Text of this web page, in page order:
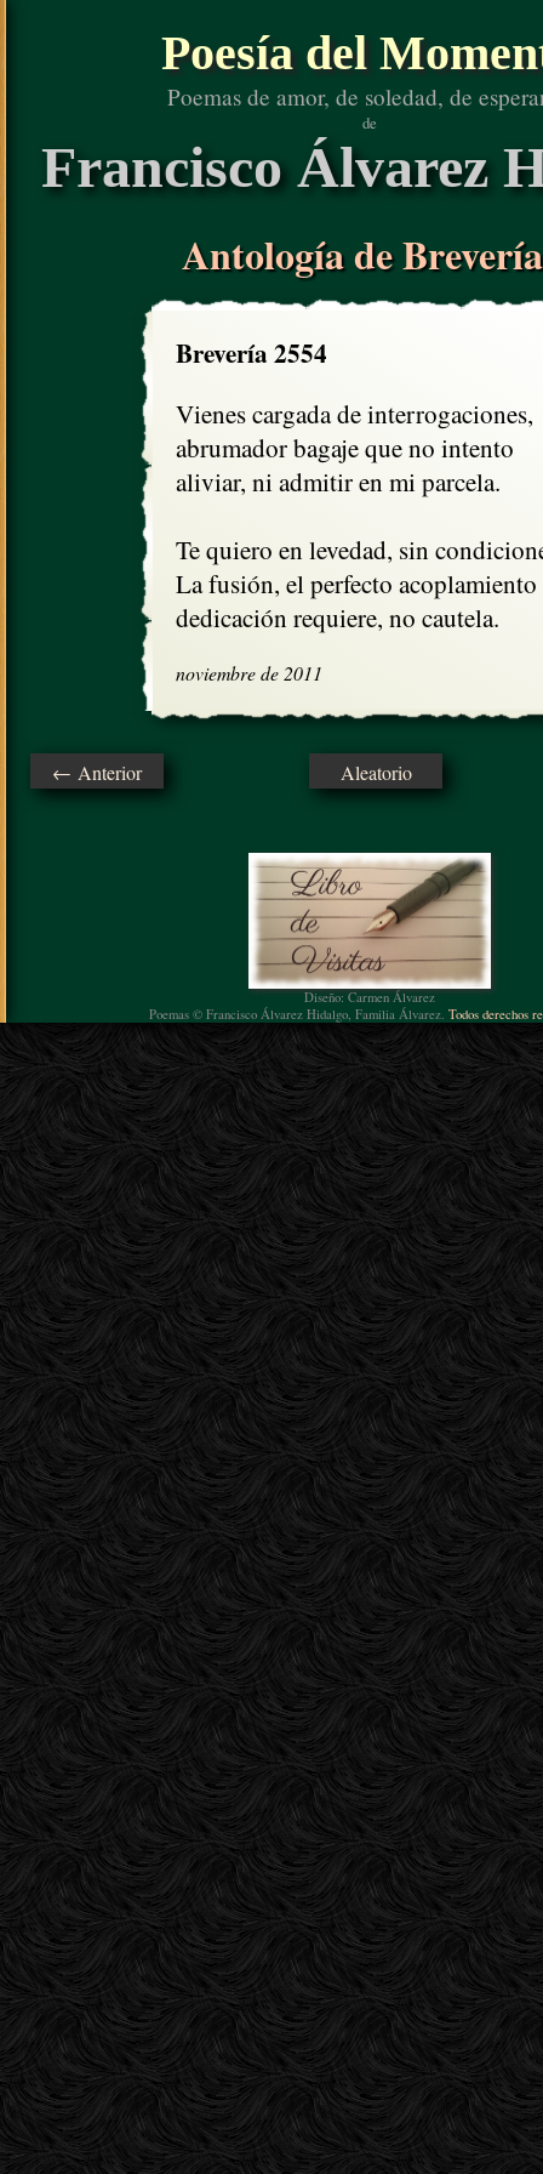
Poesía del
Poemas de amor, de soledad, de
de
Francisco Álvarez
Antología de
Brevería 2554
Vienes cargada de interrogaciones,
abrumador bagaje que no intento
aliviar, ni admitir en mi parcela.
Te quiero en levedad, sin
La fusión, el perfecto acoplamiento
dedicación requiere, no cautela.
noviembre de 2011
← Anterior Aleatorio
Diseño: Carmen Álvarez
Poemas © Francisco Álvarez Hidalgo, Familia Álvarez. Todos derechos